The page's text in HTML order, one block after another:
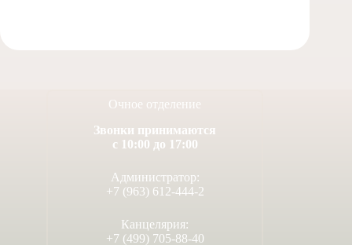
Очное отделение
Звонки принимаются
с 10:00 до 17:00
Администратор:
+7 (963) 612-444-2
Канцелярия:
+7 (499) 705-88-40